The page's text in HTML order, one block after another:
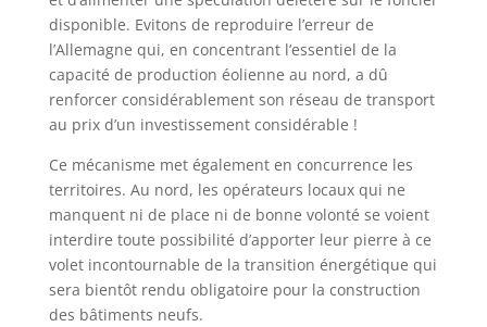
disponible. Evitons de reproduire l’erreur de
l’Allemagne qui, en concentrant l’essentiel de la
capacité de production éolienne au nord, a dû
renforcer considérablement son réseau de transport
au prix d’un investissement considérable !
Ce mécanisme met également en concurrence les
territoires. Au nord, les opérateurs locaux qui ne
manquent ni de place ni de bonne volonté se voient
interdire toute possibilité d’apporter leur pierre à ce
volet incontournable de la transition énergétique qui
sera bientôt rendu obligatoire pour la construction
des bâtiments neufs.